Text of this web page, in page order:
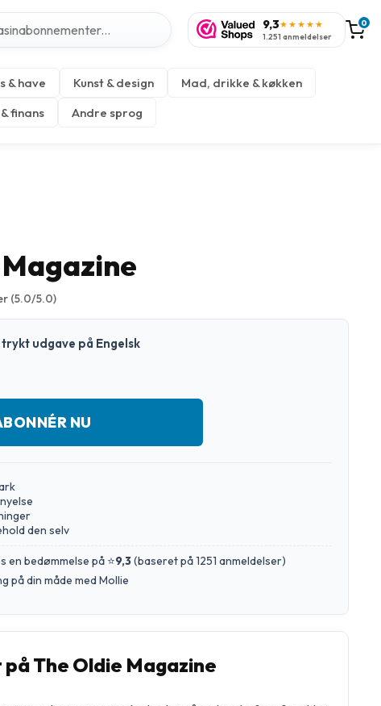
9,3★★★★★
1.251 anmeldelser
0
& have Kunst & design
Mad, drikke & køkken
finans Andre sprog
(5.0/5.0)
udgave på Engelsk
NU
den selv
en bedømmelse på ⭐9,3(baseret på 1251 anmeldelser)
på din måde med Mollie
The Oldie Magazine